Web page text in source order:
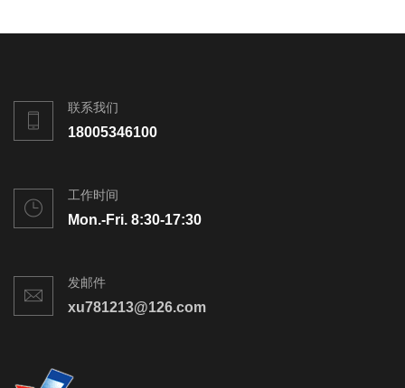
联系我们
18005346100
工作时间
Mon.-Fri. 8:30-17:30
发邮件
xu781213@126.com